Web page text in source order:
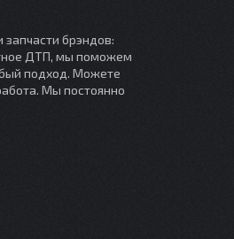
брэндов:
ДТП, мы поможем
подход. Можете
Мы постоянно